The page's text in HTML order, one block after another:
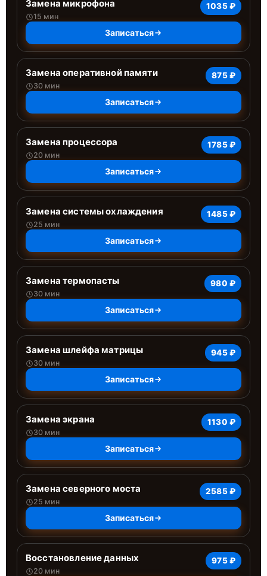
Замена микрофона
15 мин
1035 ₽
Записаться
Замена оперативной памяти
30 мин
875 ₽
Записаться
Замена процессора
20 мин
1785 ₽
Записаться
Замена системы охлаждения
25 мин
1485 ₽
Записаться
Замена термопасты
30 мин
980 ₽
Записаться
Замена шлейфа матрицы
30 мин
945 ₽
Записаться
Замена экрана
30 мин
1130 ₽
Записаться
Замена северного моста
25 мин
2585 ₽
Записаться
Восстановление данных
20 мин
975 ₽